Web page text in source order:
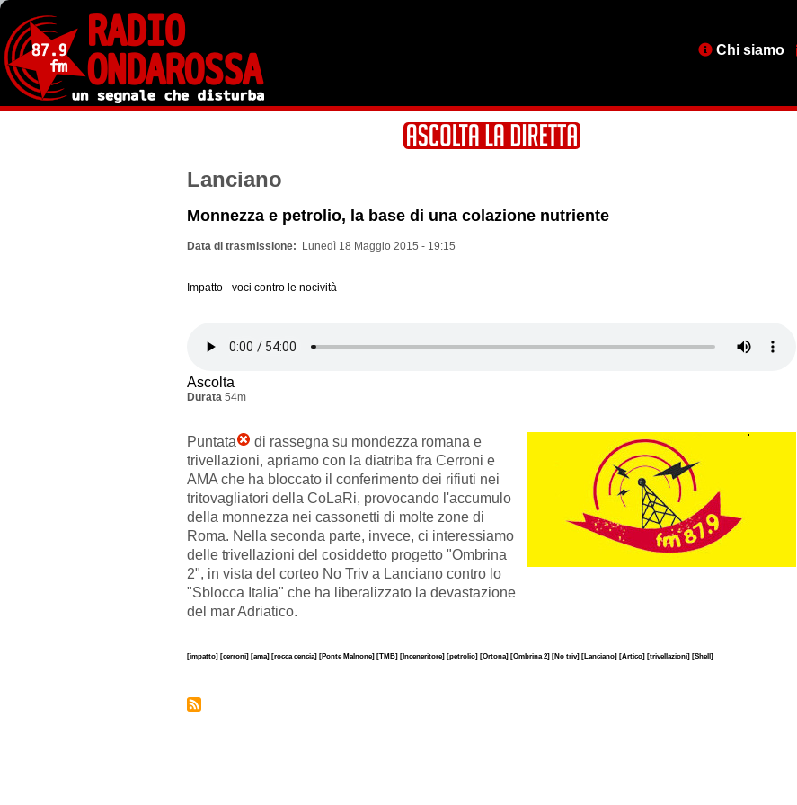
Salta
contenuto
principale
MenuChi siamo
Lanciano
Monnezza e petrolio, la base di una colazione nutriente
Data di trasmissione Lunedì 18 Maggio 2015 - 19:15
Impatto - voci contro le nocività
Ascolta
Durata 54m
Puntata
di rassegna su mondezza romana e
trivellazioni, apriamo con la diatriba fra Cerroni e
AMA che ha bloccato il conferimento dei rifiuti nei
tritovagliatori della CoLaRi, provocando l'accumulo
della monnezza nei cassonetti di molte zone di
Roma. Nella seconda parte, invece, ci interessiamo
delle trivellazioni del cosiddetto progetto "Ombrina
2", in vista del corteo No Triv a Lanciano contro lo
"Sblocca Italia" che ha liberalizzato la devastazione
del mar Adriatico.
[impatto] [cerroni] [ama] [rocca cencia] [Ponte Malnone] [TMB] [Inceneritore] [petrolio] [Ortona] [Ombrina 2] [No triv] [Lanciano] [Artico] [trivellazioni] [Shell]